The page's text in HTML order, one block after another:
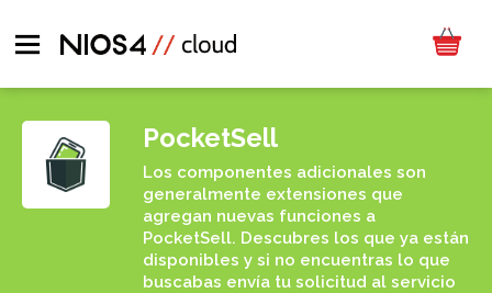
PocketSell
Los componentes adicionales son
generalmente extensiones que
agregan nuevas funciones a
PocketSell. Descubres los que ya están
disponibles y si no encuentras lo que
buscabas envía tu solicitud al servicio